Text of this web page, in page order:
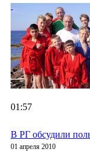
01:57
В РГ обсудили
01 апреля 2010